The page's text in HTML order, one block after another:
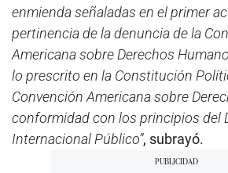
enmienda señaladas en el primer
pertinencia de la denuncia de la
Americana sobre Derechos
lo prescrito en la Constitución
Convención Americana sobre
conformidad con los principios del
Internacional Público”, subrayó.